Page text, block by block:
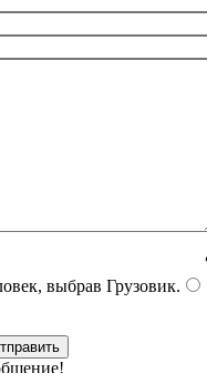
выбрав Грузовик.